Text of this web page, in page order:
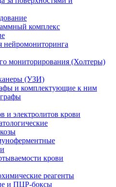
комплекс
нейромониторинга
мониторирования (Холтеры)
(УЗИ)
и комплектующие к ним
и электролитов крови
крови
реагенты
и ПЦР-боксы